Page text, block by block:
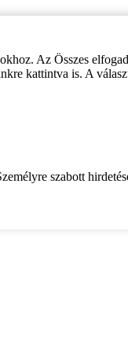
Az Összes
kattintva is. A
szabott